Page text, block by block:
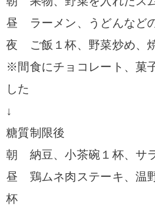
昼 ラーメン、うどんなど
夜 ご飯１杯、野菜炒め、
※間食にチョコレート、菓
した
↓
糖質制限後
朝 納豆、小茶碗１杯、サ
昼 鶏ムネ肉ステーキ、温
杯